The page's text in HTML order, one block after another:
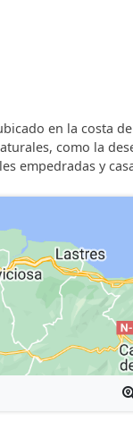
en la costa
como la
empedradas y